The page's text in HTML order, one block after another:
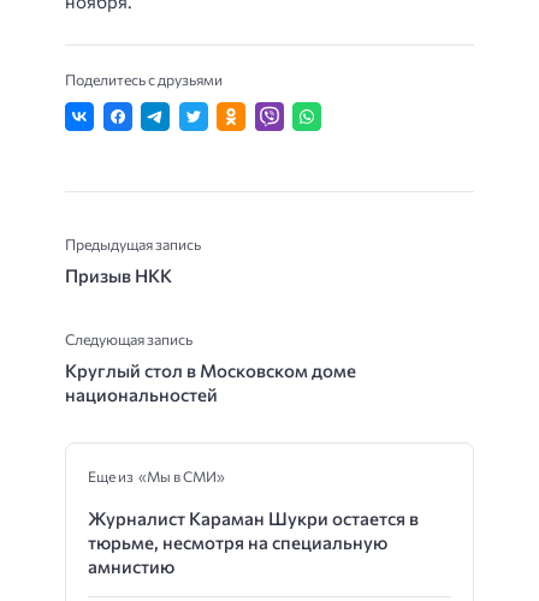
Поделитесь с друзьями
Предыдущая запись
Призыв НКК
Следующая запись
Круглый стол в Московском доме
национальностей
Еще из «Мы в СМИ»
Журналист Караман Шукри остается в
тюрьме, несмотря на специальную
амнистию